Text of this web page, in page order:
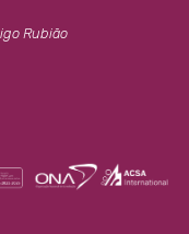
Rubião